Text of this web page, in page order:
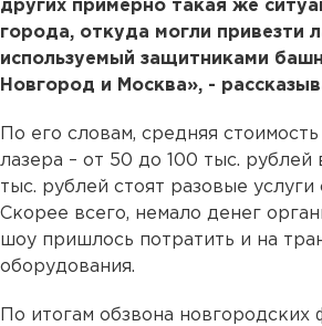
других примерно такая же
города, откуда могли привезти
используемый защитниками
Новгород и Москва», -
По его словам, средняя
лазера – от 50 до 100 тыс. рублей
тыс. рублей стоят разовые услуги
Скорее всего, немало денег
шоу пришлось потратить и на
оборудования.
По итогам обзвона новгородских